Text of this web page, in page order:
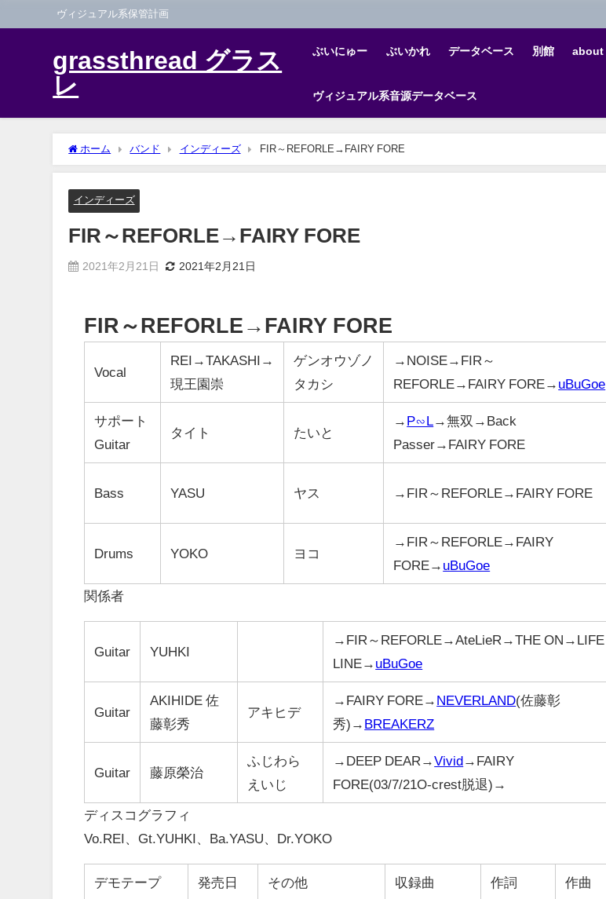
ヴィジュアル系保管計画
grassthread グラス
レ
ぶいにゅー ぶいかれ データベース 別館 about
ヴィジュアル系音源データベース
ホーム バンド インディーズ FIR～REFORLE→FAIRY FORE
インディーズ
FIR～REFORLE→FAIRY FORE
2021年2月21日 2021年2月21日
FIR～REFORLE→FAIRY FORE
Vocal
REI→TAKASHI→
現王園崇
ゲンオウゾノ
タカシ
→NOISE→FIR～
REFORLE→FAIRY FORE→ uBuGoe
サポート
Guitar
タイト たいと
→ P∽L →無双→Back
Passer→FAIRY FORE
Bass YASU ヤス →FIR～REFORLE→FAIRY FORE
Drums YOKO ヨコ
→FIR～REFORLE→FAIRY
FORE→ uBuGoe
関係者
Guitar YUHKI
→FIR～REFORLE→AteLieR→THE ON→LIFE
LINE→ uBuGoe
Guitar
AKIHIDE 佐
藤彰秀
アキヒデ
→FAIRY FORE→ NEVERLAND(佐藤彰
秀)→ BREAKERZ
Guitar 藤原榮治
ふじわら
えいじ
→DEEP DEAR→Vivid→FAIRY
FORE(03/7/21O-crest脱退)→
ディスコグラフィ
Vo.REI、Gt.YUHKI、Ba.YASU、Dr.YOKO
デモテープ 発売日 その他 収録曲 作詞 作曲